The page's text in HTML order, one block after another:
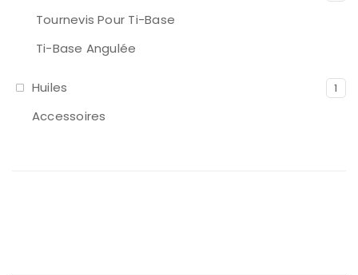
Tournevis Pour Ti-Base
Ti-Base Angulée
Huiles 1
Accessoires